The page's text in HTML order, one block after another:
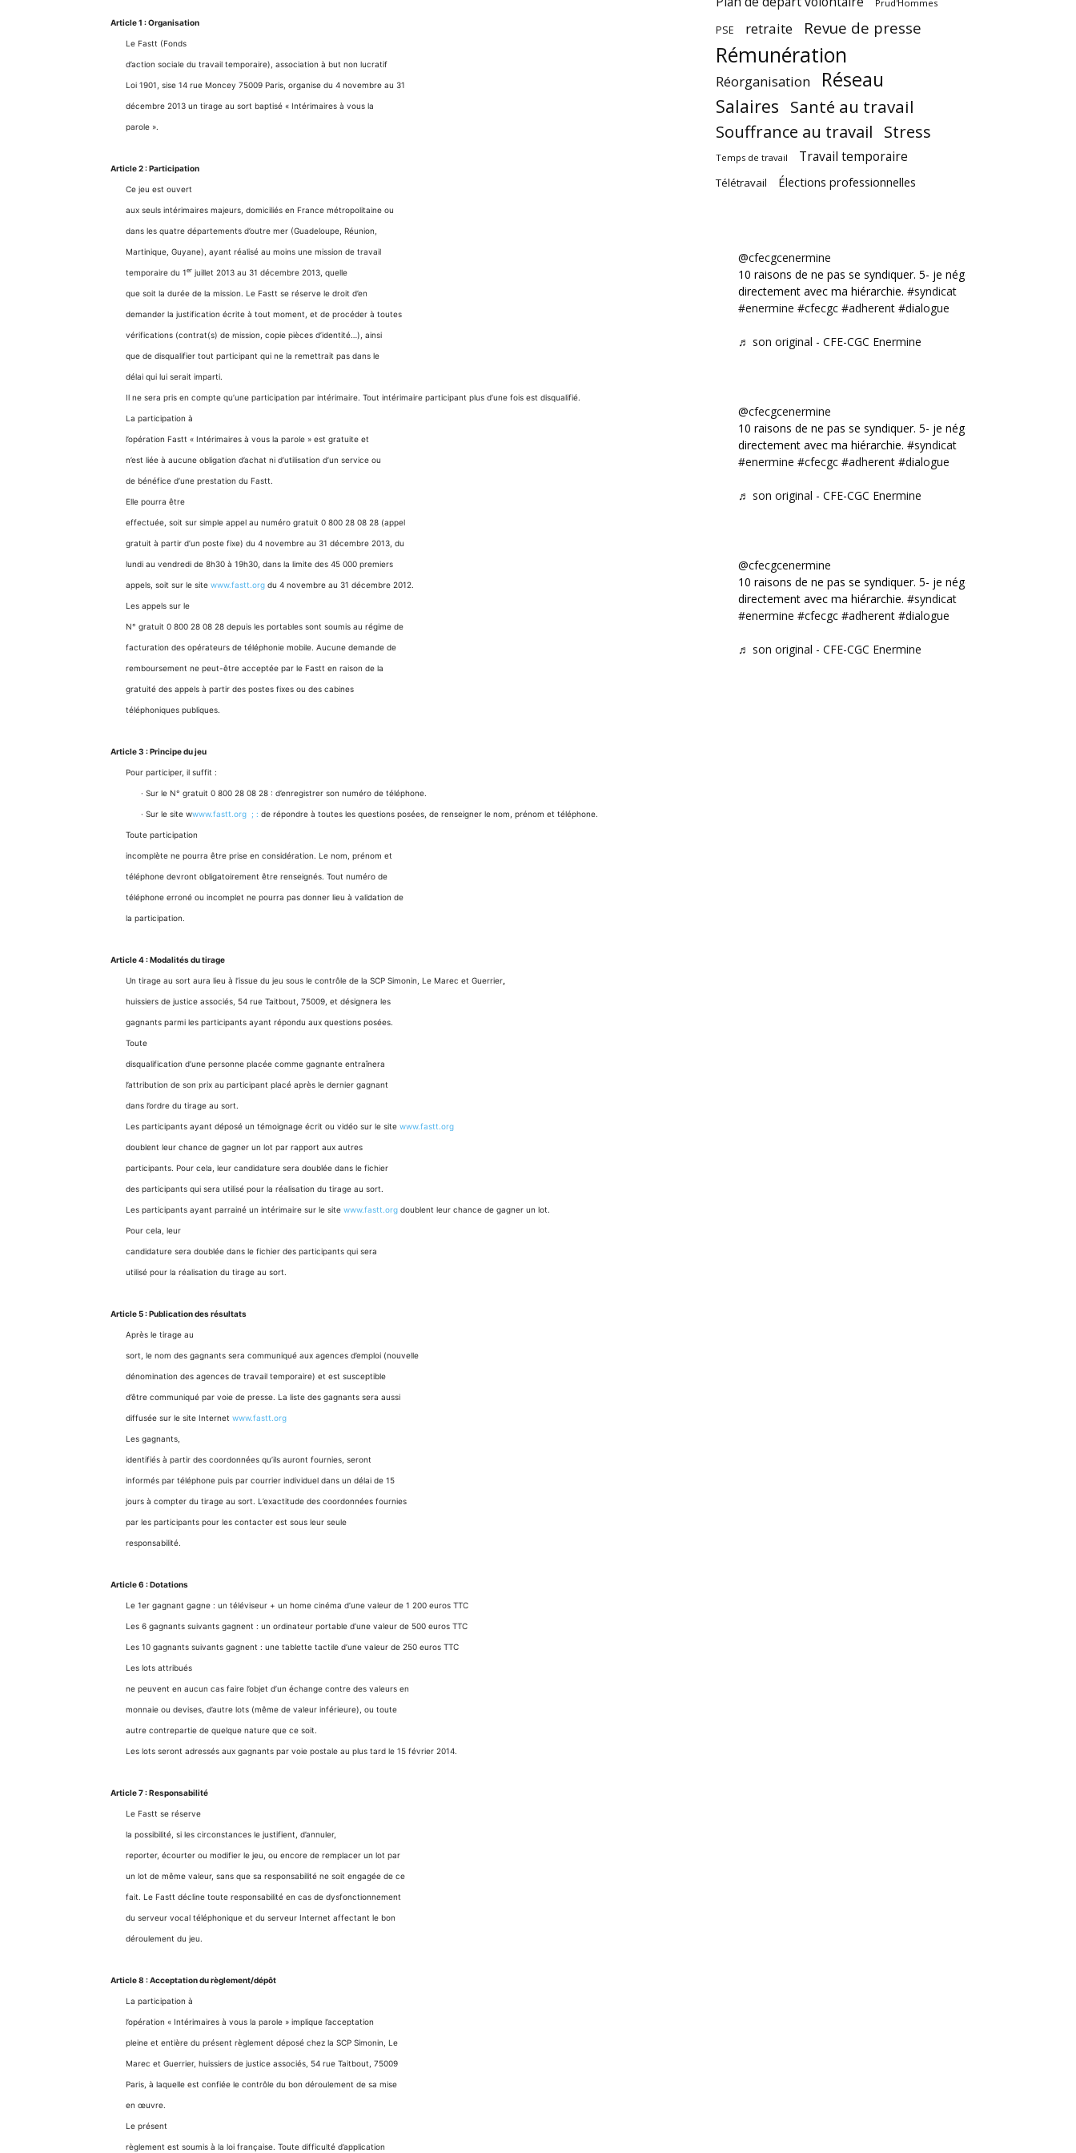
Article 1 : Organisation
Le Fastt (Fonds
d’action sociale du travail temporaire), association à but non lucratif
Loi 1901, sise 14 rue Moncey 75009 Paris, organise du 4 novembre au 31
décembre 2013 un tirage au sort baptisé « Intérimaires à vous la
parole ».
Article 2 : Participation
Ce jeu est ouvert
aux seuls intérimaires majeurs, domiciliés en France métropolitaine ou
dans les quatre départements d’outre mer (Guadeloupe, Réunion,
Martinique, Guyane), ayant réalisé au moins une mission de travail
temporaire du 1erjuillet 2013 au 31 décembre 2013, quelle
que soit la durée de la mission. Le Fastt se réserve le droit d’en
demander la justification écrite à tout moment, et de procéder à toutes
vérifications (contrat(s) de mission, copie pièces d’identité…), ainsi
que de disqualifier tout participant qui ne la remettrait pas dans le
délai qui lui serait imparti.
Il ne sera pris en compte qu’une participation par intérimaire. Tout intérimaire participant plus d’une fois est disqualifié.
La participation à
l’opération Fastt « Intérimaires à vous la parole » est gratuite et
n’est liée à aucune obligation d’achat ni d’utilisation d’un service ou
de bénéfice d’une prestation du Fastt.
Elle pourra être
effectuée, soit sur simple appel au numéro gratuit 0 800 28 08 28 (appel
gratuit à partir d’un poste fixe) du 4 novembre au 31 décembre 2013, du
lundi au vendredi de 8h30 à 19h30, dans la limite des 45 000 premiers
appels, soit sur le site www.fastt.orgdu 4 novembre au 31 décembre 2012.
Les appels sur le
N° gratuit 0 800 28 08 28 depuis les portables sont soumis au régime de
facturation des opérateurs de téléphonie mobile. Aucune demande de
remboursement ne peut-être acceptée par le Fastt en raison de la
gratuité des appels à partir des postes fixes ou des cabines
téléphoniques publiques.
Article 3 : Principe du jeu
Pour participer, il suffit :
· Sur le N° gratuit 0 800 28 08 28 : d’enregistrer son numéro de téléphone.
· Sur le site wwww.fastt.org ; : de répondre à toutes les questions posées, de renseigner le nom, prénom et téléphone.
Toute participation
incomplète ne pourra être prise en considération. Le nom, prénom et
téléphone devront obligatoirement être renseignés. Tout numéro de
téléphone erroné ou incomplet ne pourra pas donner lieu à validation de
la participation.
Article 4 : Modalités du tirage
Un tirage au sort aura lieu à l’issue du jeu sous le contrôle de la SCP Simonin, Le Marec et Guerrier,
huissiers de justice associés, 54 rue Taitbout, 75009, et désignera les
gagnants parmi les participants ayant répondu aux questions posées.
Toute
disqualification d’une personne placée comme gagnante entraînera
l’attribution de son prix au participant placé après le dernier gagnant
dans l’ordre du tirage au sort.
Les participants ayant déposé un témoignage écrit ou vidéo sur le site www.fastt.org
doublent leur chance de gagner un lot par rapport aux autres
participants. Pour cela, leur candidature sera doublée dans le fichier
des participants qui sera utilisé pour la réalisation du tirage au sort.
Les participants ayant parrainé un intérimaire sur le site www.fastt.orgdoublent leur chance de gagner un lot.
Pour cela, leur
candidature sera doublée dans le fichier des participants qui sera
utilisé pour la réalisation du tirage au sort.
Article 5 : Publication des résultats
Après le tirage au
sort, le nom des gagnants sera communiqué aux agences d’emploi (nouvelle
dénomination des agences de travail temporaire) et est susceptible
d’être communiqué par voie de presse. La liste des gagnants sera aussi
diffusée sur le site Internet www.fastt.org
Les gagnants,
identifiés à partir des coordonnées qu’ils auront fournies, seront
informés par téléphone puis par courrier individuel dans un délai de 15
jours à compter du tirage au sort. L’exactitude des coordonnées fournies
par les participants pour les contacter est sous leur seule
responsabilité.
Article 6 : Dotations
Le 1er gagnant gagne : un téléviseur + un home cinéma d’une valeur de 1 200 euros TTC
Les 6 gagnants suivants gagnent : un ordinateur portable d’une valeur de 500 euros TTC
Les 10 gagnants suivants gagnent : une tablette tactile d’une valeur de 250 euros TTC
Les lots attribués
ne peuvent en aucun cas faire l’objet d’un échange contre des valeurs en
monnaie ou devises, d’autre lots (même de valeur inférieure), ou toute
autre contrepartie de quelque nature que ce soit.
Les lots seront adressés aux gagnants par voie postale au plus tard le 15 février 2014.
Article 7 : Responsabilité
Le Fastt se réserve
la possibilité, si les circonstances le justifient, d’annuler,
reporter, écourter ou modifier le jeu, ou encore de remplacer un lot par
un lot de même valeur, sans que sa responsabilité ne soit engagée de ce
fait. Le Fastt décline toute responsabilité en cas de dysfonctionnement
du serveur vocal téléphonique et du serveur Internet affectant le bon
déroulement du jeu.
Article 8 : Acceptation du règlement/dépôt
La participation à
l’opération « Intérimaires à vous la parole » implique l’acceptation
pleine et entière du présent règlement déposé chez la SCP Simonin, Le
Marec et Guerrier, huissiers de justice associés, 54 rue Taitbout, 75009
Paris, à laquelle est confiée le contrôle du bon déroulement de sa mise
en œuvre.
Le présent
règlement est soumis à la loi française. Toute difficulté d’application
Prud'Hommes
PSE retraite Revue de presse
Rémunération
Réorganisation Réseau
Salaires Santé au travail
Souffrance au travail Stress
Temps de travail Travail temporaire
Télétravail Élections professionnelles
@cfecgcenermine
10 raisons de ne pas se syndiquer. 5- je négocie
directement avec ma hiérarchie. #syndicat
#enermine #cfecgc #adherent #dialogue
♬ son original - CFE-CGC Enermine
@cfecgcenermine
10 raisons de ne pas se syndiquer. 5- je négocie
directement avec ma hiérarchie. #syndicat
#enermine #cfecgc #adherent #dialogue
♬ son original - CFE-CGC Enermine
@cfecgcenermine
10 raisons de ne pas se syndiquer. 5- je négocie
directement avec ma hiérarchie. #syndicat
#enermine #cfecgc #adherent #dialogue
♬ son original - CFE-CGC Enermine